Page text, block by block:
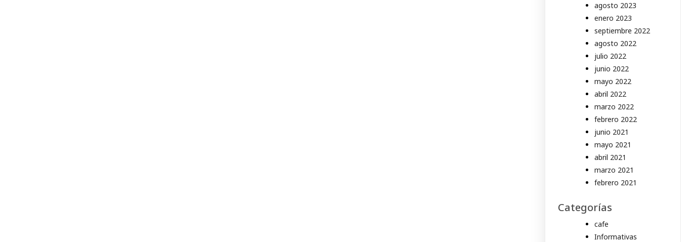
agosto 2023
enero 2023
septiembre 2022
agosto 2022
julio 2022
junio 2022
mayo 2022
abril 2022
marzo 2022
febrero 2022
junio 2021
mayo 2021
abril 2021
marzo 2021
febrero 2021
Categorías
cafe
Informativas